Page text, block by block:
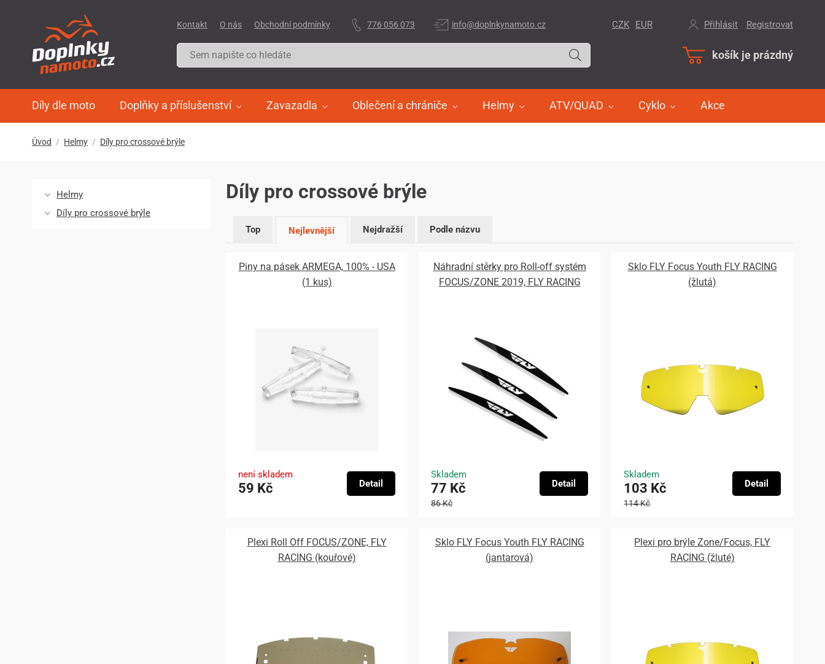
košík je prázdný
Díly dle moto Doplňky a příslušenství Zavazadla Oblečení a chrániče Helmy ATV/QUAD Cyklo Akce
CZK EUR Přihlásit Registrovat
Kontakt O nás Obchodní podmínky 776 056 073 info@doplnkynamoto.cz
Úvod Helmy Díly pro crossové brýle
Helmy
Díly pro crossové brýle
Díly pro crossové brýle
Top Nejlevnější Nejdražší Podle názvu
Piny na pásek ARMEGA, 100% - USA
(1 kus)
není skladem
59 Kč Detail
Náhradní stěrky pro Roll-off systém
FOCUS/ZONE 2019, FLY RACING
Skladem
77 Kč
86 Kč
Detail
Sklo FLY Focus Youth FLY RACING
(žlutá)
Skladem
103 Kč
114 Kč
Detail
Plexi Roll Off FOCUS/ZONE, FLY
RACING (kouřové)
Sklo FLY Focus Youth FLY RACING
(jantarová)
Plexi pro brýle Zone/Focus, FLY
RACING (žluté)